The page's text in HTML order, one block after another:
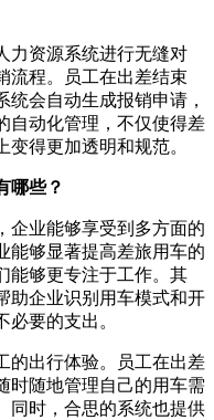
力资源系统进行无缝对
流程。员工在出差结束
会自动生成报销申请，
自动化管理，不仅使得差
得更加透明和规范。
哪些？
企业能够享受到多方面的
能够显著提高差旅用车的
能够更专注于工作。其
助企业识别用车模式和开
要的支出。
的出行体验。员工在出差
时随地管理自己的用车需
同时，合思的系统也提供